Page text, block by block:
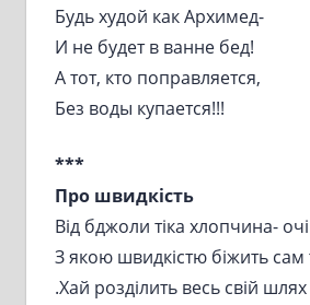
Будь худой как Архимед-
И не будет в ванне бед!
А тот, кто поправляется,
Без воды купается!!!
***
Про швидкість
Від бджоли тіка хлопчина-
З якою швидкістю біжить сам
.Хай розділить весь свій